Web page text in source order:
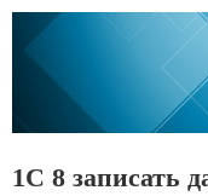
1С 8 записать